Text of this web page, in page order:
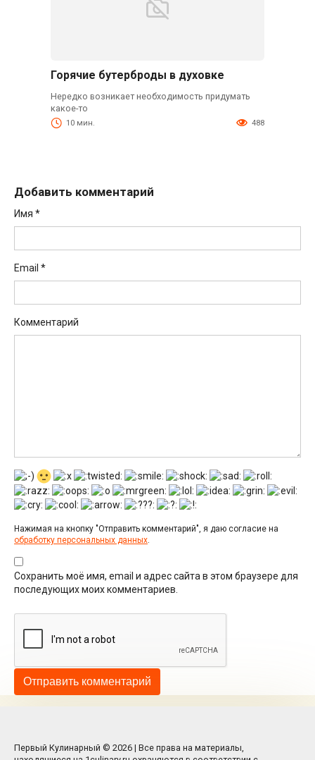
Горячие бутерброды в духовке
Нередко возникает необходимость придумать
какое-то
10 мин. 488
Добавить комментарий
Имя *
Email *
Комментарий
Нажимая на кнопку "Отправить комментарий", я даю согласие на
обработку персональных данных.
Сохранить моё имя, email и адрес сайта в этом браузере для
последующих моих комментариев.
Первый Кулинарный © 2026 | Все права на материалы,